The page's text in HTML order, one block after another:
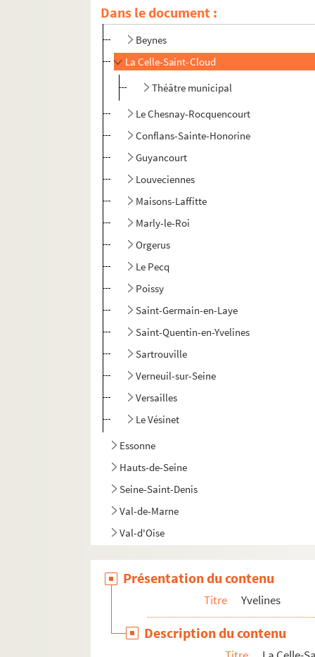
Dans le document :
Andresy
Beynes
La Celle-Saint-Cloud
Théâtre municipal
Le Chesnay-Rocquencourt
Conflans-Sainte-Honorine
Guyancourt
Louveciennes
Maisons-Laffitte
Marly-le-Roi
Orgerus
Le Pecq
Poissy
Saint-Germain-en-Laye
Saint-Quentin-en-Yvelines
Sartrouville
Verneuil-sur-Seine
Versailles
Le Vésinet
Essonne
Hauts-de-Seine
Seine-Saint-Denis
Val-de-Marne
Val-d'Oise
Présentation du contenu
Titre Yvelines
Description du contenu